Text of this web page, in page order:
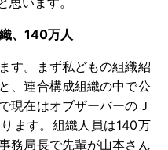
、140万人
す。まず私どもの組織紹
、連合構成組織の中で公
現在はオブザーバーのＪ
ます。組織人員は140万
務局長で先輩が山本さん